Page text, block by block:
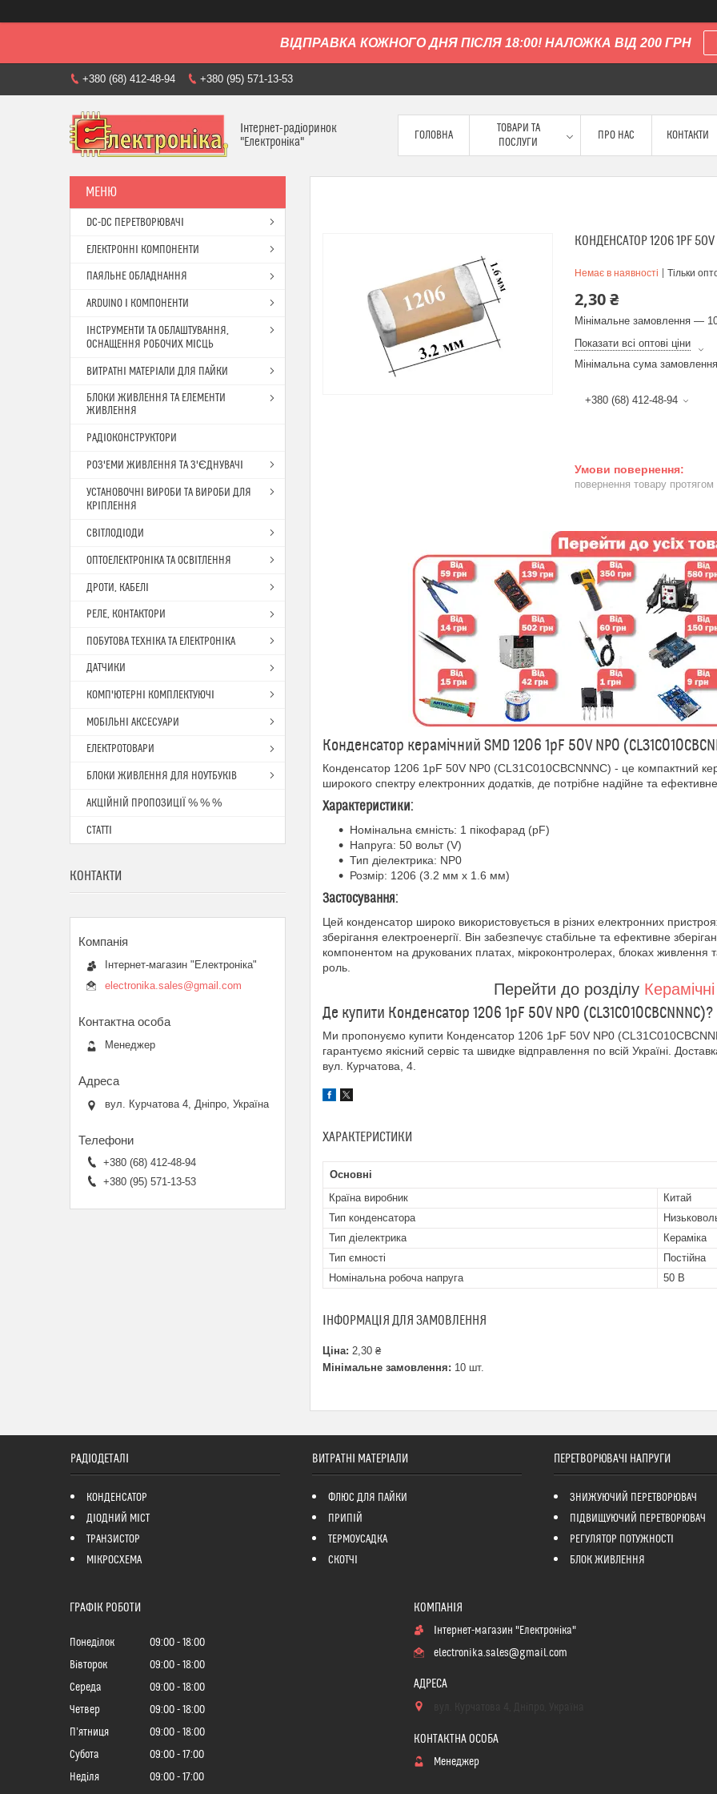
ВІДПРАВКА КОЖНОГО ДНЯ ПІСЛЯ 18:00! НАЛОЖКА ВІД 200 ГРН
+380 (68) 412-48-94 +380 (95) 571-13-53
Інтернет-радіоринок
"Електроніка"
ГОЛОВНА
ТОВАРИ ТА
ПОСЛУГИ
ПРО НАС КОНТАКТИ
КОНДЕНСАТОР 1206 1PF 50V
Немає в наявності Тільки
2,30 ₴
Мінімальне замовлення —
Показати всі оптові ціни
Мінімальна сума
+380 (68) 412-48-94
повернення товару протягом
Конденсатор керамічний SMD 1206 1pF 50V NP0
Конденсатор 1206 1pF 50V NP0 (CL31C010CBCNNNC) - це компактний
широкого спектру електронних додатків, де потрібне надійне та ефективне
Характеристики:
Номінальна ємність: 1 пікофарад (pF)
Напруга: 50 вольт (V)
Тип діелектрика: NP0
Розмір: 1206 (3.2 мм x 1.6 мм)
Застосування:
Цей конденсатор широко використовується в різних електронних
зберігання електроенергії. Він забезпечує стабільне та ефективне
компонентом на друкованих платах, мікроконтролерах, блоках живлення
роль.
Перейти до розділу
Де купити Конденсатор 1206 1pF 50V NP0 (CL31C010CBCNNNC)?
Ми пропонуємо купити Конденсатор 1206 1pF 50V NP0
гарантуємо якісний сервіс та швидке відправлення по всій Україні.
вул. Курчатова, 4.
ХАРАКТЕРИСТИКИ
Основні
Країна виробник
Китай
Тип конденсатора
Тип діелектрика
Кераміка
Тип ємності
Постійна
Номінальна робоча напруга
50 В
ІНФОРМАЦІЯ ДЛЯ ЗАМОВЛЕННЯ
Ціна: 2,30 ₴
Мінімальне замовлення: 10 шт.
DC-DC ПЕРЕТВОРЮВАЧІ
ЕЛЕКТРОННІ КОМПОНЕНТИ
ПАЯЛЬНЕ ОБЛАДНАННЯ
ARDUINO І КОМПОНЕНТИ
ІНСТРУМЕНТИ ТА ОБЛАШТУВАННЯ,
ОСНАЩЕННЯ РОБОЧИХ МІСЦЬ
ВИТРАТНІ МАТЕРІАЛИ ДЛЯ ПАЙКИ
БЛОКИ ЖИВЛЕННЯ ТА ЕЛЕМЕНТИ
ЖИВЛЕННЯ
РАДІОКОНСТРУКТОРИ
РОЗ'ЕМИ ЖИВЛЕННЯ ТА З'ЄДНУВАЧІ
УСТАНОВОЧНІ ВИРОБИ ТА ВИРОБИ ДЛЯ
КРІПЛЕННЯ
СВІТЛОДІОДИ
ОПТОЕЛЕКТРОНІКА ТА ОСВІТЛЕННЯ
ДРОТИ, КАБЕЛІ
РЕЛЕ, КОНТАКТОРИ
ПОБУТОВА ТЕХНІКА ТА ЕЛЕКТРОНІКА
ДАТЧИКИ
КОМП'ЮТЕРНІ КОМПЛЕКТУЮЧІ
МОБІЛЬНІ АКСЕСУАРИ
ЕЛЕКТРОТОВАРИ
БЛОКИ ЖИВЛЕННЯ ДЛЯ НОУТБУКІВ
АКЦІЙНІЙ ПРОПОЗИЦІЇ % % %
СТАТТІ
КОНТАКТИ
Інтернет-магазин "Електроніка"
electronika.sales@gmail.com
Менеджер
вул. Курчатова 4, Дніпро, Україна
+380 (68) 412-48-94
+380 (95) 571-13-53
РАДІОДЕТАЛІ
КОНДЕНСАТОР
ДІОДНИЙ МІСТ
ТРАНЗИСТОР
МІКРОСХЕМА
ВИТРАТНІ МАТЕРІАЛИ
ФЛЮС ДЛЯ ПАЙКИ
ПРИПІЙ
ТЕРМОУСАДКА
СКОТЧІ
ПЕРЕТВОРЮВАЧІ НАПРУГИ
ЗНИЖУЮЧИЙ ПЕРЕТВОРЮВАЧ
ПІДВИЩУЮЧИЙ ПЕРЕТВОРЮВАЧ
РЕГУЛЯТОР ПОТУЖНОСТІ
БЛОК ЖИВЛЕННЯ
ГРАФІК РОБОТИ
Понеділок 09:00
18:00
Вівторок
09:00
18:00
Середа
09:00
18:00
Четвер
09:00
18:00
Пʼятниця
09:00
18:00
Субота
09:00
17:00
Неділя
09:00 17:00
Інтернет-магазин "Електроніка"
electronika.sales@gmail.com
Менеджер